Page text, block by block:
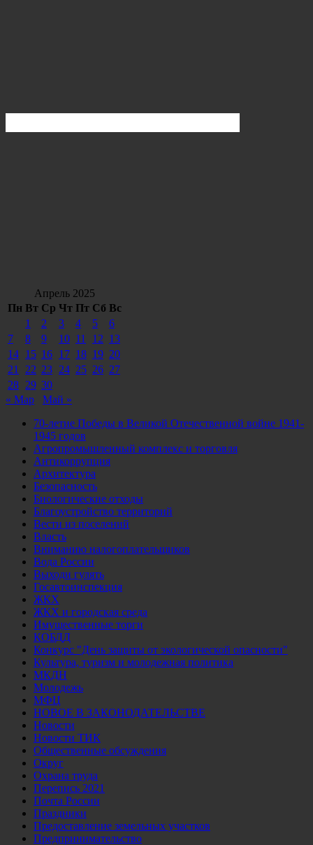
Апрель 2025
Пн Вт Ср Чт Пт Сб Вс
1
2 3 4 5
6
7
8 9 10 11 12 13
14 15 16 17 18 19 20
21
22 23 24 25 26 27
28 29 30
« Мар
Май »
70-летие Победы в Великой Отечественной войне 1941-
1945 годов
Агропромышленный комплекс и торговля
Антикоррупция
Архитектура
Безопасность
Биологические отходы
Благоустройство территорий
Вести из поселений
Власть
Вниманию налогоплательщиков
Вода России
Выходи гулять
Госавтоинспекция
ЖКХ
ЖКХ и городская среда
Имущественные торги
КОБДД
Конкурс "День защиты от экологической опасности"
Культура, туризм и молодежная политика
МКДН
Молодежь
МФЦ
НОВОЕ В ЗАКОНОДАТЕЛЬСТВЕ
Новости
Новости ТИК
Общественные обсуждения
Округ
Охрана труда
Перепись 2021
Почта России
Праздники
Предоставление земельных участков
Предпринимательство